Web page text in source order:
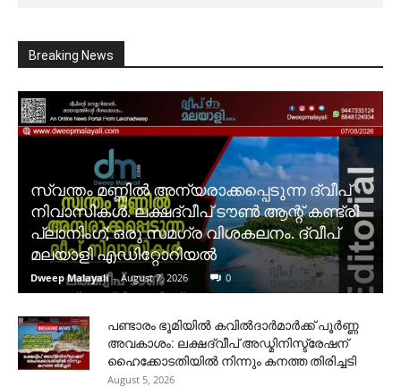
Breaking News
സ്വന്തം മണ്ണിൽ അന്യരാക്കപ്പെടുന്ന ദ്വീപ്
നിവാസികൾ. ലക്ഷദ്വീപ് ടൗൺ ആന്റ് കണ്ട്രി
പ്ലാനിംഗ്; ഒരു സമഗ്ര വിശകലനം. ദ്വീപ്
മലയാളി എഡിറ്റോറിയൽ
Dweep Malayali - August 7, 2026 0
പണ്ടാരം ഭൂമിയിൽ കവിൽദാർമാർക്ക് പൂർണ്ണ
അവകാശം: ലക്ഷദ്വീപ് അഡ്മിനിസ്ട്രേഷന്
ഹൈക്കോടതിയിൽ നിന്നും കനത്ത തിരിച്ചടി
August 5, 2026